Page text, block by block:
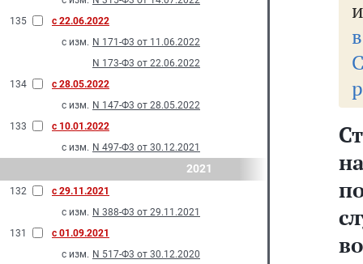
135
с 22.06.2022
с изм. N 171-Ф3 от 11.06.2022
N 173-Ф3 от 22.06.2022
134
с 28.05.2022
с изм. N 147-Ф3 от 28.05.2022
133
с 10.01.2022
с изм. N 497-Ф3 от 30.12.2021
2021
132
с 29.11.2021
с изм. N 388-Ф3 от 29.11.2021
131
с 01.09.2021
с изм. N 517-Ф3 от 30.12.2020